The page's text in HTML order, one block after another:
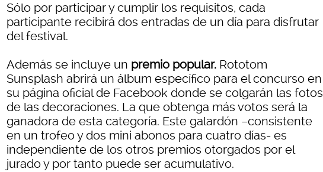
Sólo por participar y cumplir los requisitos, cada
participante recibirá dos entradas de un día para disfrutar
del festival.
Además se incluye un premio popular. Rototom
Sunsplash abrirá un álbum específico para el concurso en
su página oficial de Facebook donde se colgarán las fotos
de las decoraciones. La que obtenga más votos será la
ganadora de esta categoría. Este galardón –consistente
en un trofeo y dos mini abonos para cuatro días- es
independiente de los otros premios otorgados por el
jurado y por tanto puede ser acumulativo.